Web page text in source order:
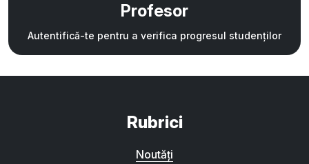
Profesor
Autentifică-te pentru a verifica progresul studenților
Rubrici
Noutăți